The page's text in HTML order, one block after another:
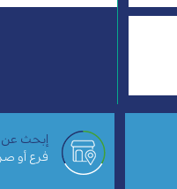
إبحث عن
فرع أو